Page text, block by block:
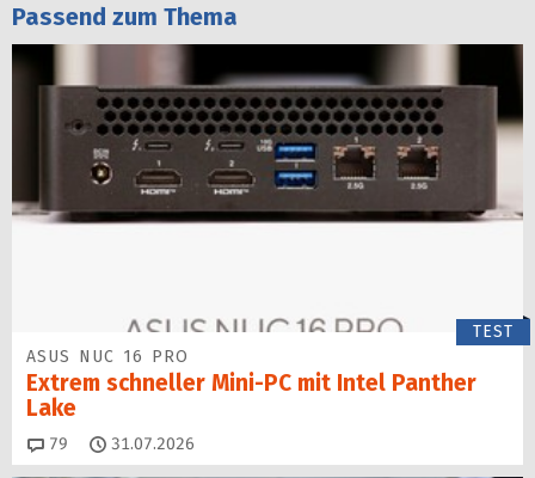
Passend zum Thema
TEST
ASUS NUC 16 PRO
Extrem schneller Mini-PC mit Intel Panther
Lake
79 Kommentare
31.07.2026